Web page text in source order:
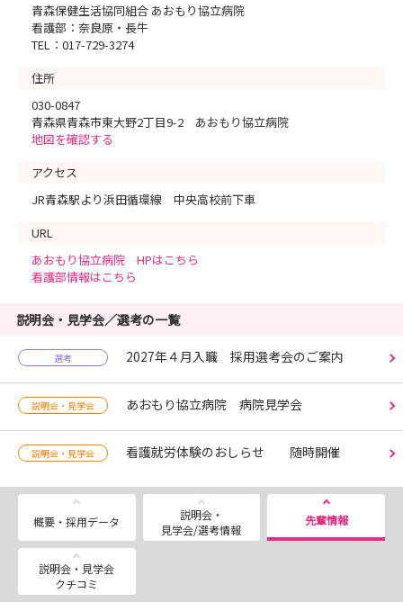
青森保健生活協同組合 あおもり協立病院
看護部：奈良原・長牛
TEL：017-729-3274
住所
030-0847
青森県青森市東大野2丁目9-2 あおもり協立病院
地図を確認する
アクセス
JR青森駅より浜田循環線 中央高校前下車
URL
あおもり協立病院 HPはこちら
看護部情報はこちら
説明会・見学会／選考の一覧
選考 2027年４月入職 採用選考会のご案内
説明会・見学会 あおもり協立病院 病院見学会
説明会・見学会 看護就労体験のおしらせ 随時開催
概要・採用データ
説明会・
見学会/選考情報
先輩情報
説明会・見学会
クチコミ